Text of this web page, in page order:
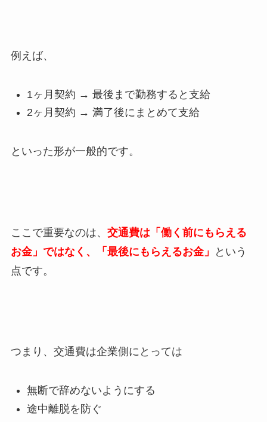
例えば、
1ヶ月契約 → 最後まで勤務すると支給
2ヶ月契約 → 満了後にまとめて支給
といった形が一般的です。
ここで重要なのは、 交通費は「働く前にもらえる
お金」ではなく、「最後にもらえるお金」
という
点です。
つまり、交通費は企業側にとっては
無断で辞めないようにする
途中離脱を防ぐ